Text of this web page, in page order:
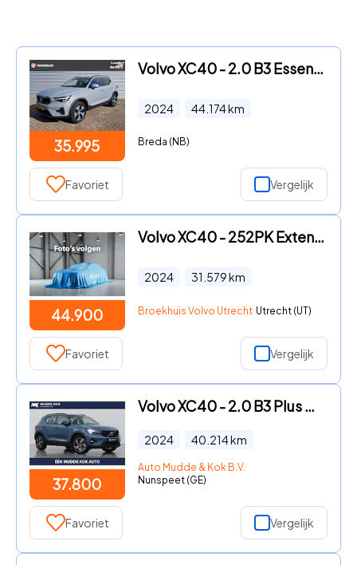
35.995
Volvo XC40 - 2.0 B3 Essential AUTOMAAT | Stuurverwarming | Stoelverwarmin
2024 44.174km
Breda (NB)
Favoriet Vergelijk
44.900
Volvo XC40 - 252PK Extended Range Ultimate 82 kWh | Panoramadak | Adap Cr
2024 31.579km
Broekhuis Volvo Utrecht Utrecht (UT)
Favoriet Vergelijk
37.800
Volvo XC40 - 2.0 B3 Plus Dark | Camera | Harman/Kardon | Stoel+Stuurverwa
2024 40.214km
Auto Mudde & Kok B.V.
Nunspeet (GE)
Favoriet Vergelijk